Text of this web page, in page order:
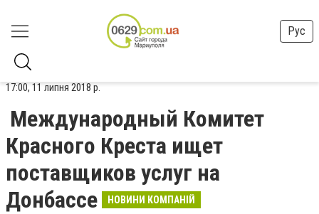
Рус
17:00, 11 липня 2018 р.
Международный Комитет
Красного Креста ищет
поставщиков услуг на
Донбассе
НОВИНИ КОМПАНІЙ